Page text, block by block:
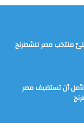
منتخب مصر للشطرنج
أن تستضيف مصر